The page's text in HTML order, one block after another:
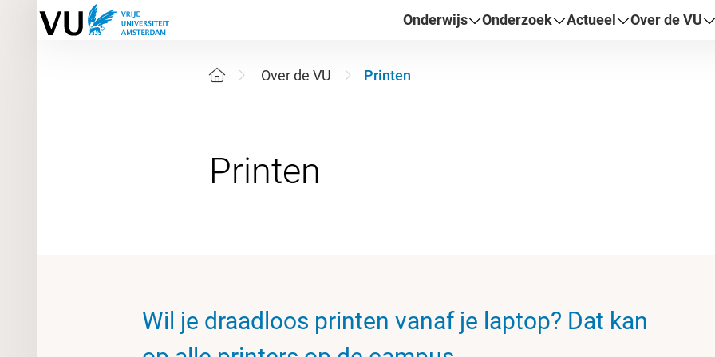
Onderwijs Onderzoek Actueel Over de VU
Over de VU Printen
Wil je draadloos printen vanaf je laptop? Dat kan